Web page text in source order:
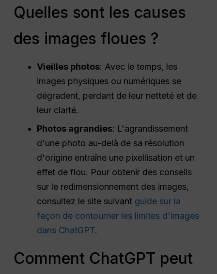
Quelles sont les causes
des images floues ?
Vieilles photos: Avec le temps, les
images physiques ou numériques se
dégradent, perdant de leur netteté et de
leur clarté.
Photos agrandies: L'agrandissement
d'une photo au-delà de sa résolution
d'origine entraîne une pixellisation et un
effet de flou. Pour obtenir des conseils
sur le redimensionnement des images,
consultez le site suivant guide sur la
façon de contourner les limites d'images
dans ChatGPT.
Comment ChatGPT peut